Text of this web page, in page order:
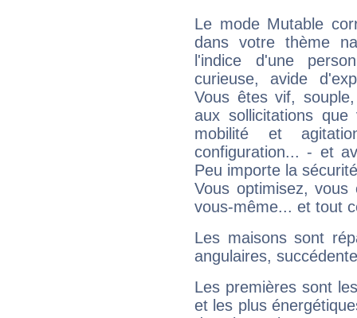
Le mode Mutable
dans votre thème
l'indice d'une
curieuse, avide
Vous êtes vif,
aux sollicitations
mobilité et
configuration... - et
Peu importe la
Vous optimisez, vous
vous-même... et tout
Les maisons sont
angulaires,
Les premières sont
et les plus